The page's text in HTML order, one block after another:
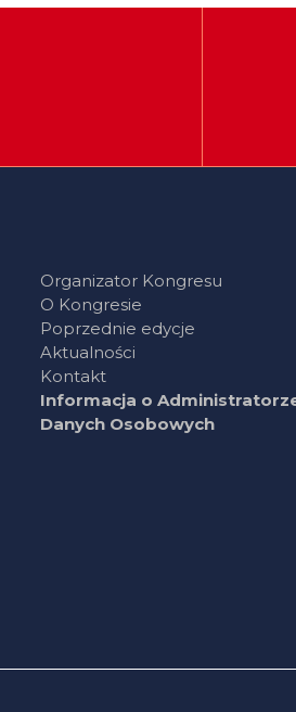
Organizator Kongresu
O Kongresie
Poprzednie edycje
Aktualności
Kontakt
Informacja o
Danych Osobowych